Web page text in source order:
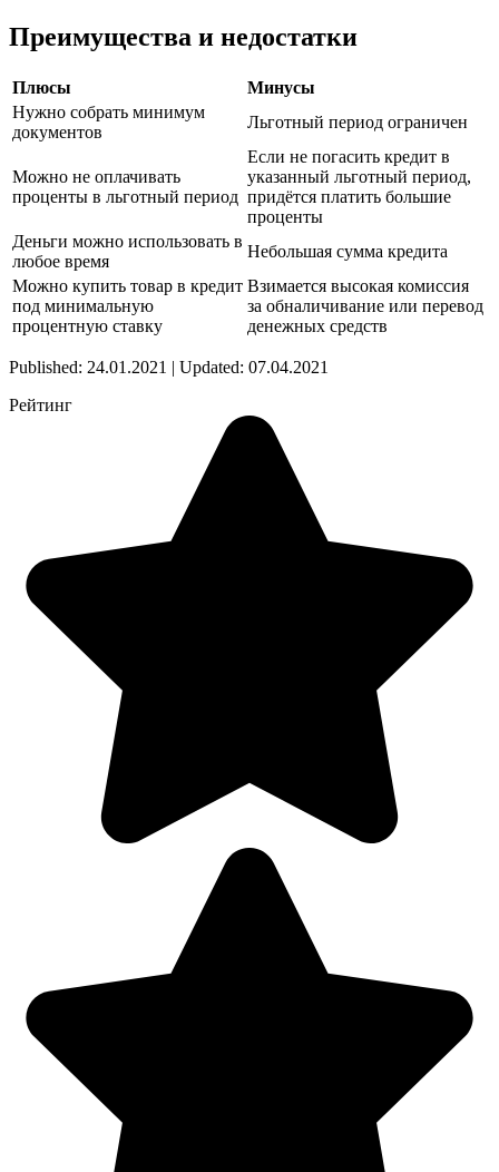
Преимущества и недостатки
Плюсы
Минусы
Нужно собрать минимум
документов
Льготный период ограничен
Можно не оплачивать
проценты в льготный период
Если не погасить кредит в
указанный льготный период,
придётся платить большие
проценты
Деньги можно использовать в
любое время
Небольшая сумма кредита
Можно купить товар в кредит
под минимальную
процентную ставку
Взимается высокая комиссия
за обналичивание или перевод
денежных средств
Published: 24.01.2021 | Updated: 07.04.2021
Рейтинг